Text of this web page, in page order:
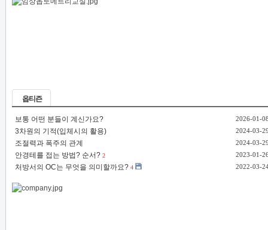
옵티즌
보통 어떤 분들이 계신가요? 2026-01-
3차원의 기적(입체시의 활용) 2024-03-
조절력과 폭주의 관계 2024-03-
안경테를 접는 방법? 순서? 2 2023-01-
처방서의 OC는 무엇을 의미할까요? 4 2022-03-